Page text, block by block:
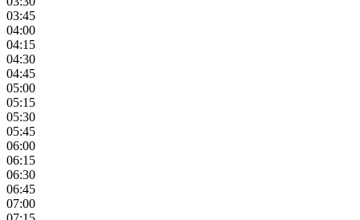
03:45
04:00
04:15
04:30
04:45
05:00
05:15
05:30
05:45
06:00
06:15
06:30
06:45
07:00